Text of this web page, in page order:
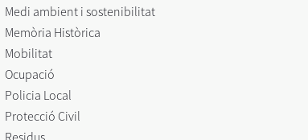
Medi ambient i sostenibilitat
Memòria Històrica
Mobilitat
Ocupació
Policia Local
Protecció Civil
Residus